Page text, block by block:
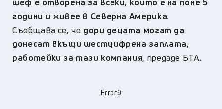
години и живее в Северна Америка.
Съобщава се, че дори децата могат да
донесат вкъщи шестцифрена заплата,
работейки за тази компания, предаде БТА.
Error9